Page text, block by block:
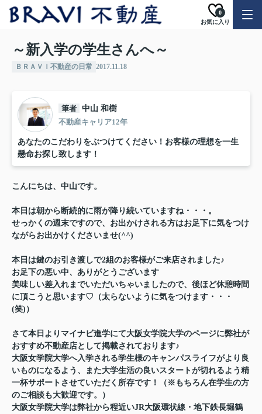
お気に入り
0
～新入学の学生さんへ～
ＢＲＡＶＩ不動産の日常 2017.11.18
筆者 中山 和樹
不動産キャリア12年
あなたのこだわりをぶつけてください！お客様の理想を一生
懸命お探し致します！
こんにちは、中山です。
本日は朝から断続的に雨が降り続いていますね・・・。
せっかくの週末ですので、お出かけされる方はお足下に気をつけ
ながらお出かけくださいませ(^^)
本日は鍵のお引き渡しで2組のお客様がご来店されました♪
お足下の悪い中、ありがとうございます
美味しい差入れまでいただいちゃいましたので、後ほど休憩時間
に頂こうと思います♡（太らないように気をつけます・・・
(笑)）
さて本日よりマイナビ進学にて大阪女学院大学のページに弊社が
おすすめ不動産店として掲載されております♪
大阪女学院大学へ入学される学生様のキャンパスライフがより良
いものになるよう、また大学生活の良いスタートが切れるよう精
一杯サポートさせていただく所存です！（※もちろん在学生の方
のご相談も大歓迎です。）
大阪女学院大学は弊社から程近いJR大阪環状線・地下鉄長堀鶴